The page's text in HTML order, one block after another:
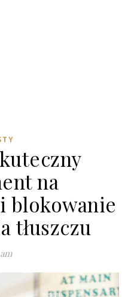
na
blokowanie
tłuszczu